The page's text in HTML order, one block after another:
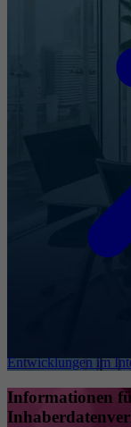
Entwicklungen im
Informationen